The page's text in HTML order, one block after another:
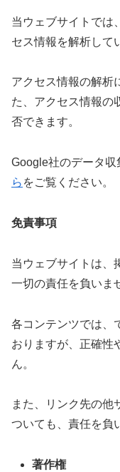
当ウェブサイトでは
セス情報を解析して
アクセス情報の解析
た、アクセス情報の
否できます。
Google社のデータ収
ら をご覧ください。
免責事項
当ウェブサイトは、
一切の責任を負いま
各コンテンツでは、
おりますが、正確性
ん。
また、リンク先の他
ついても、責任を負
著作権